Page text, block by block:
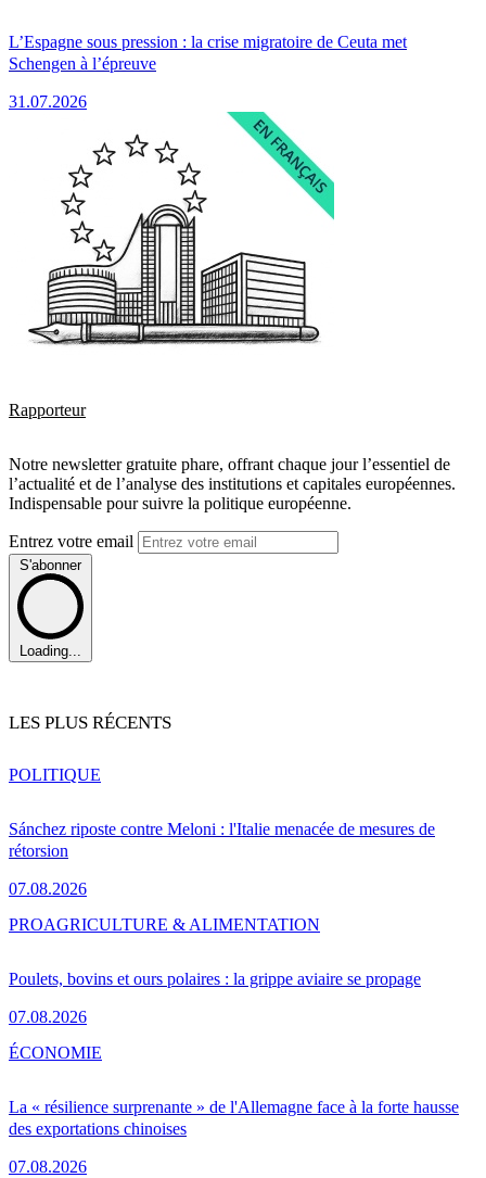
L’Espagne sous pression : la crise migratoire de Ceuta met
Schengen à l’épreuve
31.07.2026
Rapporteur
Notre newsletter gratuite phare, offrant chaque jour l’essentiel de
l’actualité et de l’analyse des institutions et capitales européennes.
Indispensable pour suivre la politique européenne.
Entrez votre email
S'abonner
Loading...
LES PLUS RÉCENTS
Sánchez riposte contre Meloni : l'Italie menacée de mesures de
rétorsion
07.08.2026
POLITIQUE
Poulets, bovins et ours polaires : la grippe aviaire se propage
07.08.2026
PROAGRICULTURE & ALIMENTATION
La « résilience surprenante » de l'Allemagne face à la forte hausse
des exportations chinoises
07.08.2026
ÉCONOMIE